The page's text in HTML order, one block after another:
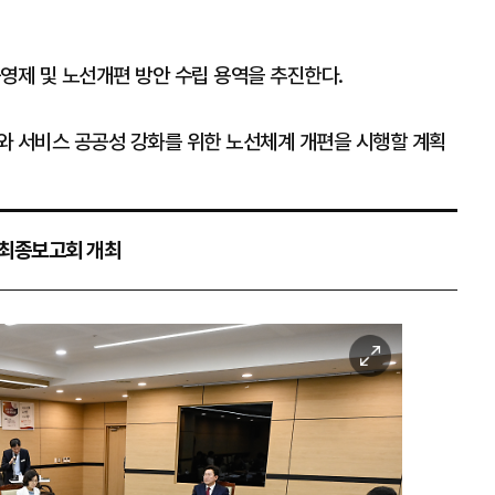
제 및 노선개편 방안 수립 용역을 추진한다.
서비스 공공성 강화를 위한 노선체계 개편을 시행할 계획
종보고회 개최
이
미
지
대